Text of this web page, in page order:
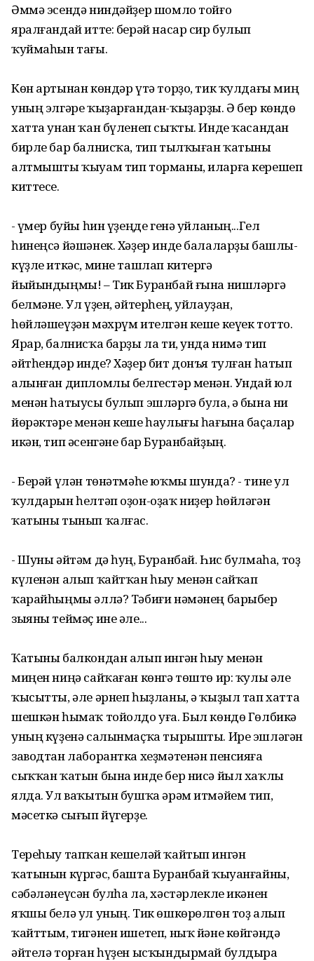
Әммә эсендә ниндәйҙер шомло тойғо
яралғандай итте: берәй насар сир булып
ҡуймаһын тағы.
Көн артынан көндәр үтә торҙо, тик ҡулдағы миң
уның элгәре ҡыҙарғандан-ҡыҙарҙы. Ә бер көндө
хатта унан ҡан бүленеп сыҡты. Инде ҡасандан
бирле бар балнисҡа, тип тылҡыған ҡатыны
алтмышты ҡыуам тип торманы, иларға керешеп
киттесе.
- Ғүмер буйы һин үҙеңде генә уйланың...Гел
һинеңсә йәшәнек. Хәҙер инде балаларҙы башлы-
күҙле иткәс, мине ташлап китергә
йыйындыңмы! – Тик Буранбай ғына нишләргә
белмәне. Ул үҙен, әйтерһең, уйлауҙан,
һөйләшеүҙән мәхрүм ителгән кеше кеүек тотто.
Ярар, балнисҡа барҙы ла ти, унда нимә тип
әйтһендәр инде? Хәҙер бит донъя тулған һатып
алынған дипломлы белгестәр менән. Ундай юл
менән һатыусы булып эшләргә була, ә бына ни
йөрәктәре менән кеше һаулығы һағына баҫалар
икән, тип әсенгәне бар Буранбайҙың.
- Берәй үлән төнәтмәһе юҡмы шунда? - тине ул
ҡулдарын һелтәп оҙон-оҙаҡ ниҙер һөйләгән
ҡатыны тынып ҡалғас.
- Шуны әйтәм дә һуң, Буранбай. Һис булмаһа, тоҙ
күленән алып ҡайтҡан һыу менән сайҡап
ҡарайһыңмы әллә? Тәбиғи нәмәнең барыбер
зыяны теймәҫ ине әле...
Ҡатыны балкондан алып ингән һыу менән
миңен ниңә сайҡаған көнгә төштө ир: ҡулы әле
ҡысытты, әле әрнеп һыҙланы, ә ҡыҙыл тап хатта
шешкән һымаҡ тойолдо уға. Был көндө Гөлбикә
уның күҙенә салынмаҫҡа тырышты. Ире эшләгән
заводтан лаборантка хеҙмәтенән пенсияға
сыҡҡан ҡатын бына инде бер нисә йыл хаҡлы
ялда. Ул ваҡытын бушҡа әрәм итмәйем тип,
мәсеткә сығып йүгерҙе.
Тереһыу тапҡан кешеләй ҡайтып ингән
ҡатынын күргәс, башта Буранбай ҡыуанғайны,
сәбәләнеүсән булһа ла, хәстәрлекле икәнен
яҡшы белә ул уның. Тик өшкөрөлгөн тоҙ алып
ҡайттым, тигәнен ишетеп, ныҡ йәне көйгәндә
әйтелә торған һүҙен ысҡындырмай булдыра